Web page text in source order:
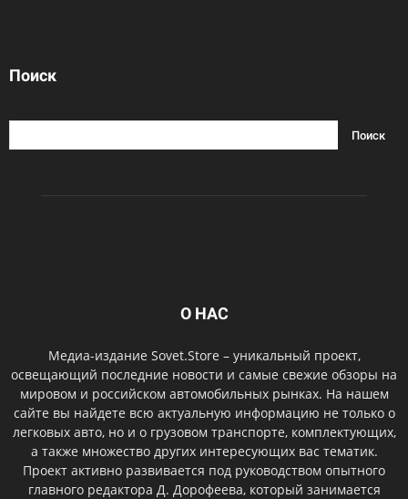
Поиск
О НАС
Медиа-издание Sovet.Store – уникальный проект,
освещающий последние новости и самые свежие обзоры на
мировом и российском автомобильных рынках. На нашем
сайте вы найдете всю актуальную информацию не только о
легковых авто, но и о грузовом транспорте, комплектующих,
а также множество других интересующих вас тематик.
Проект активно развивается под руководством опытного
главного редактора Д. Дорофеева, который занимается